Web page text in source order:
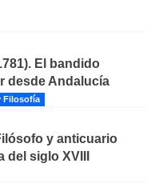
El bandido
desde Andalucía
Filosofía
y anticuario
siglo XVIII